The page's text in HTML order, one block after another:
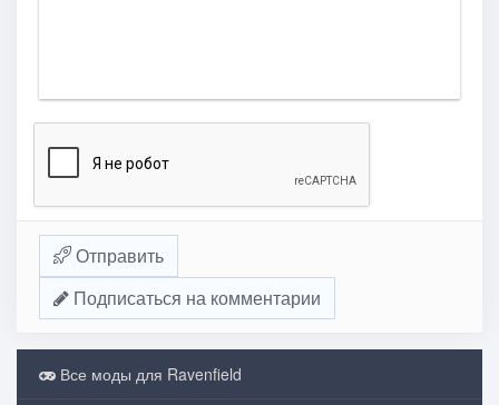
Отправить
Подписаться на комментарии
Все моды для Ravenfield